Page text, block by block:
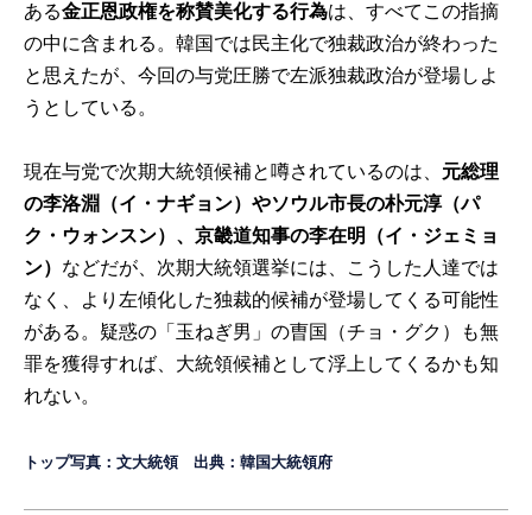
ある金正恩政権を称賛美化する行為は、すべてこの指摘
の中に含まれる。韓国では民主化で独裁政治が終わった
と思えたが、今回の与党圧勝で左派独裁政治が登場しよ
うとしている。
現在与党で次期大統領候補と噂されているのは、 元総理
の李洛淵（イ・ナギョン）やソウル市長の朴元淳（パ
ク・ウォンスン）、京畿道知事の李在明（イ・ジェミョ
ン） などだが、次期大統領選挙には、こうした人達では
なく、より左傾化した独裁的候補が登場してくる可能性
がある。疑惑の「玉ねぎ男」の曺国（チョ・グク）も無
罪を獲得すれば、大統領候補として浮上してくるかも知
れない。
トップ写真：文大統領 出典：韓国大統領府